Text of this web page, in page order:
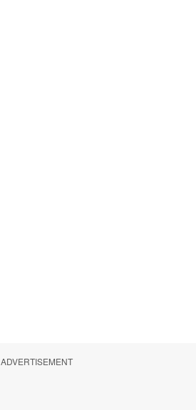
ADVERTISEMENT